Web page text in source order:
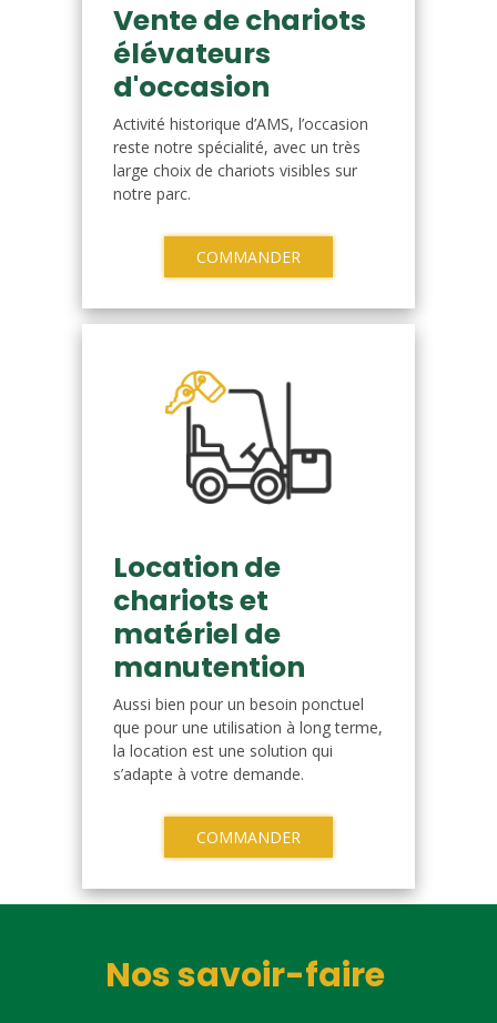
Vente de chariots
élévateurs
d'occasion
Activité historique d’AMS, l’occasion
reste notre spécialité, avec un très
large choix de chariots visibles sur
notre parc.
COMMANDER
Location de
chariots et
matériel de
manutention
Aussi bien pour un besoin ponctuel
que pour une utilisation à long terme,
la location est une solution qui
s’adapte à votre demande.
COMMANDER
Nos savoir-faire